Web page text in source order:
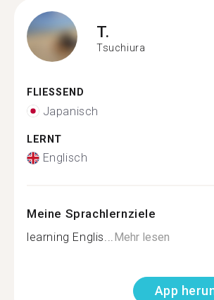
T.
Tsuchiura
FLIESSEND
Japanisch
LERNT
Englisch
Meine Sprachlernziele
learning Englis...Mehr lesen
App